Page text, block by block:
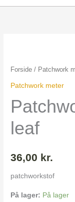
Forside / Patchwork
Patchwork meter
leaf
36,00 kr.
patchworkstof
På lager: På lager
leaf
antal